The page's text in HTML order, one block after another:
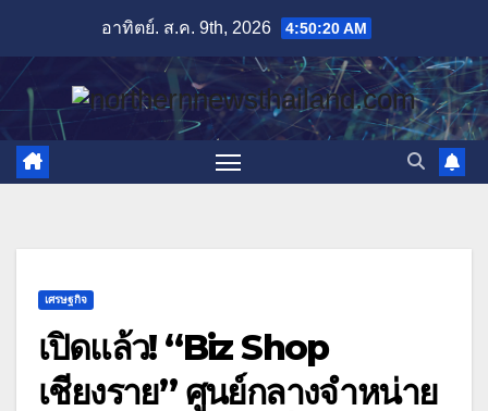
content
อาทิตย์. ส.ค. 9th, 2026 4:50:22 AM
เศรษฐกิจ
เปิดแล้ว! “Biz Shop
เชียงราย” ศูนย์กลางจำหน่าย